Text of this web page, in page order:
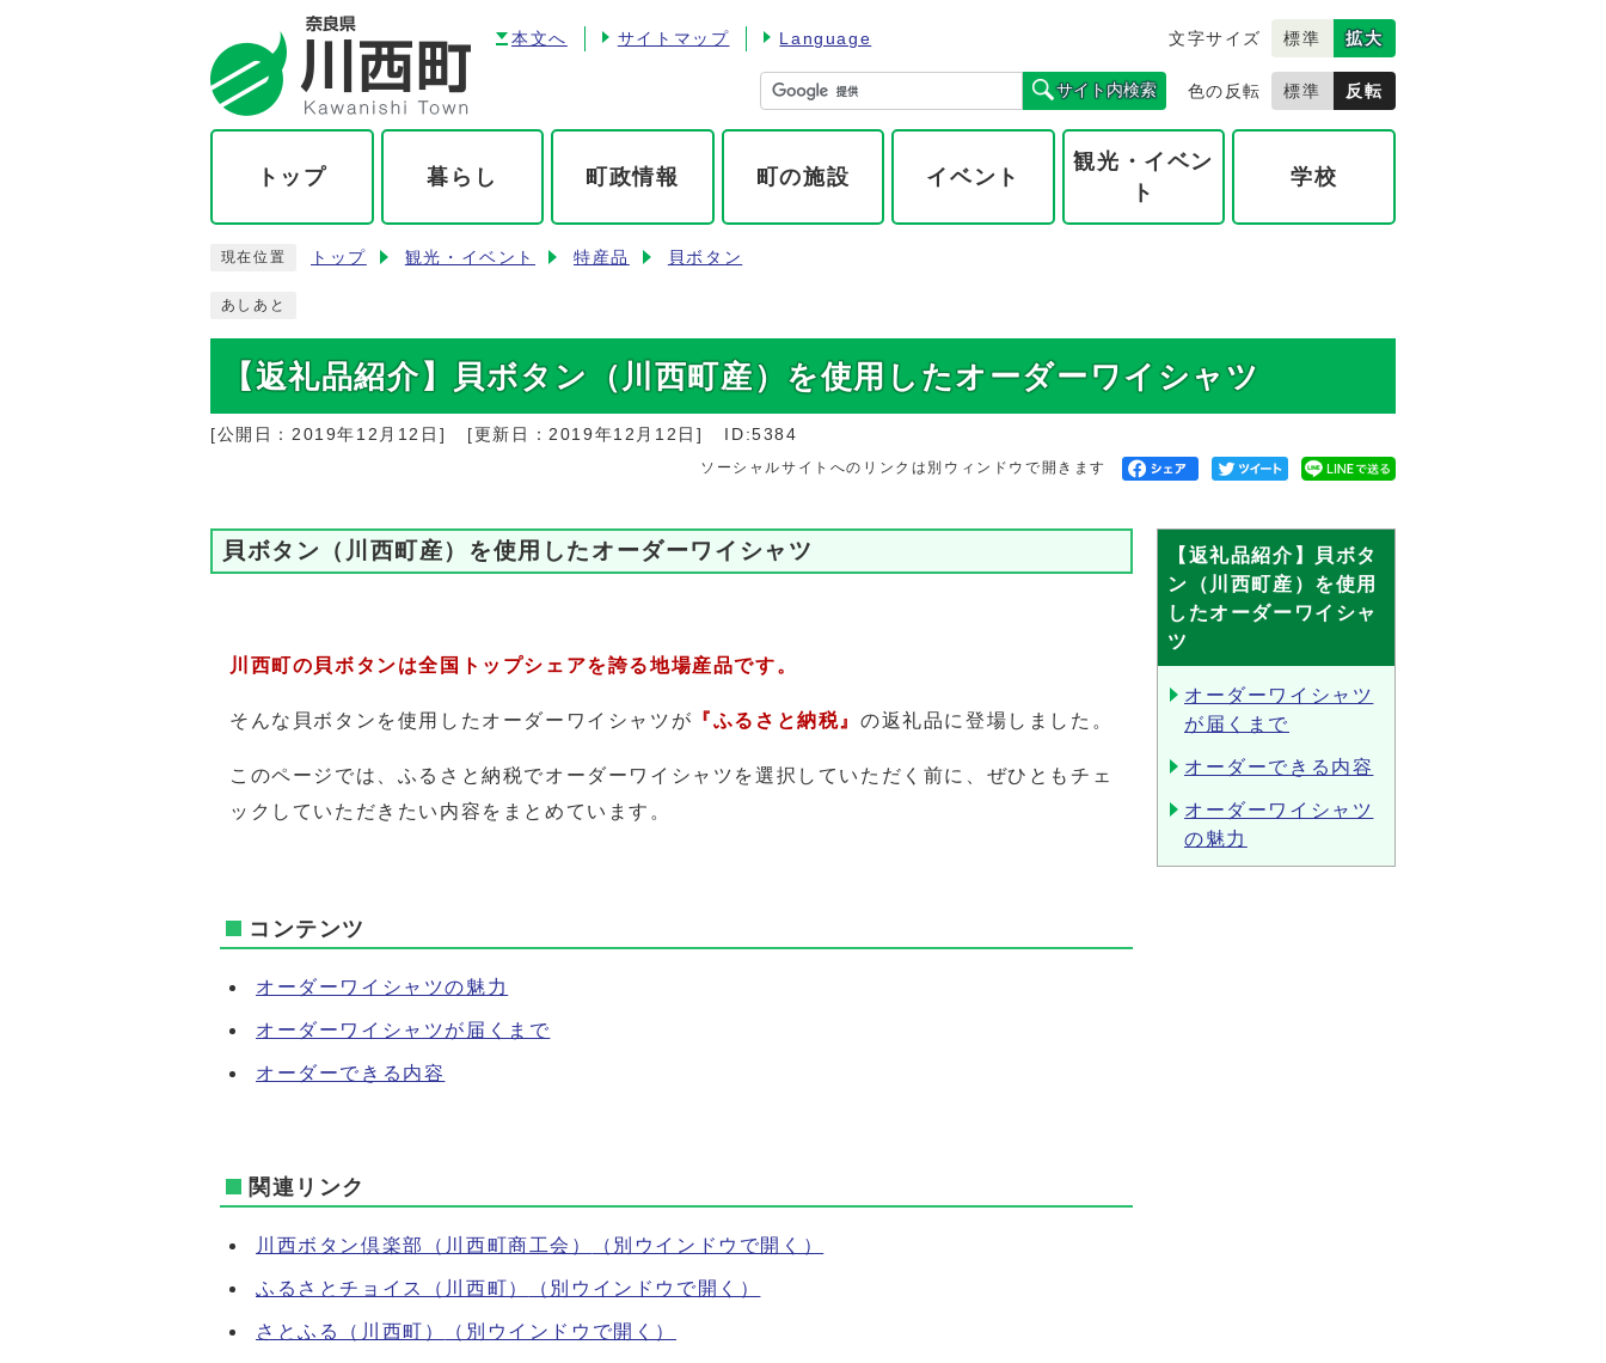
本文へ サイトマップ Language 文字サイズ 標準 拡大
サイト内検索 色の反転 標準 反転
トップ 暮らし 町政情報 町の施設 イベント
観光・イベン
ト
学校
現在位置 トップ 観光・イベント 特産品 貝ボタン
あしあと
【返礼品紹介】貝ボタン（川西町産）を使用したオーダーワイシャツ
[公開日： 2019年12月12日 ] [更新日：2019年12月12日 ] ID:5384
ソーシャルサイトへのリンクは別ウィンドウで開きます
貝ボタン（川西町産）を使用したオーダーワイシャツ
川西町の貝ボタンは全国トップシェアを誇る地場産品です。
そんな貝ボタンを使用したオーダーワイシャツが 『ふるさと納税』の返礼品に登場しました。
このページでは、ふるさと納税でオーダーワイシャツを選択していただく前に、ぜひともチェ
ックしていただきたい内容をまとめています。
コンテンツ
オーダーワイシャツの魅力
オーダーワイシャツが届くまで
オーダーできる内容
関連リンク
川西ボタン倶楽部（川西町商工会） （別ウインドウで開く）
ふるさとチョイス（川西町） （別ウインドウで開く）
さとふる（川西町） （別ウインドウで開く）
【返礼品紹介】貝ボタ
ン（川西町産）を使用
したオーダーワイシャ
ツ
オーダーワイシャツ
が届くまで
オーダーできる内容
オーダーワイシャツ
の魅力